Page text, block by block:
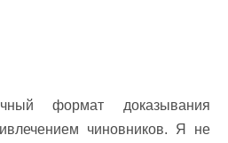
формат доказывания
чиновников. Я не